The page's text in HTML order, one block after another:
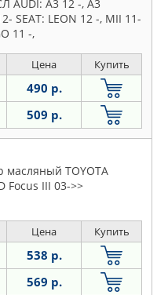
A3 12 -, A3
SEAT: LEON 12 -, MII 11-
11 -,
Цена Купить
490 р.
509 р.
масляный TOYOTA
Focus III 03->>
Цена Купить
538 р.
569 р.